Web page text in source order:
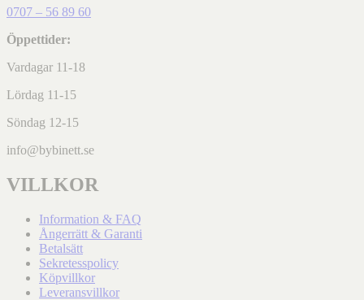
0707 – 56 89 60
Öppettider:
Vardagar 11-18
Lördag 11-15
Söndag 12-15
info@bybinett.se
VILLKOR
Information & FAQ
Ångerrätt & Garanti
Betalsätt
Sekretesspolicy
Köpvillkor
Leveransvillkor